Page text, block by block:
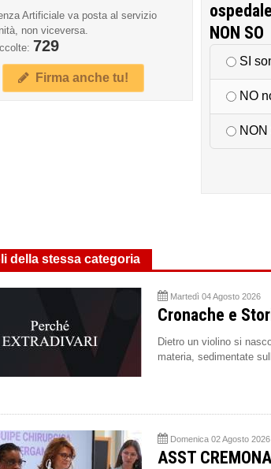
Artificiale va posta al servizio
non viceversa.
729
Firma anche tu!
NON SO
SI
NO
NON
della stessa categoria
Martedì 04 Agosto 2026
Cronache e
Dietro un violino si
materia, sedimentate
Domenica 02 Agosto 2026
ASST